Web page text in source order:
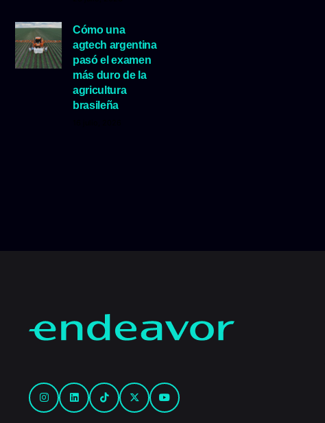
Cómo una
agtech argentina
pasó el examen
más duro de la
agricultura
brasileña